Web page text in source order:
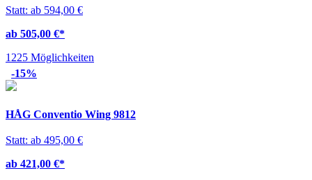
Statt: ab 594,00 €
ab 505,00 €*
1225 Möglichkeiten
-15%
HÅG Conventio Wing 9812
Statt: ab 495,00 €
ab 421,00 €*